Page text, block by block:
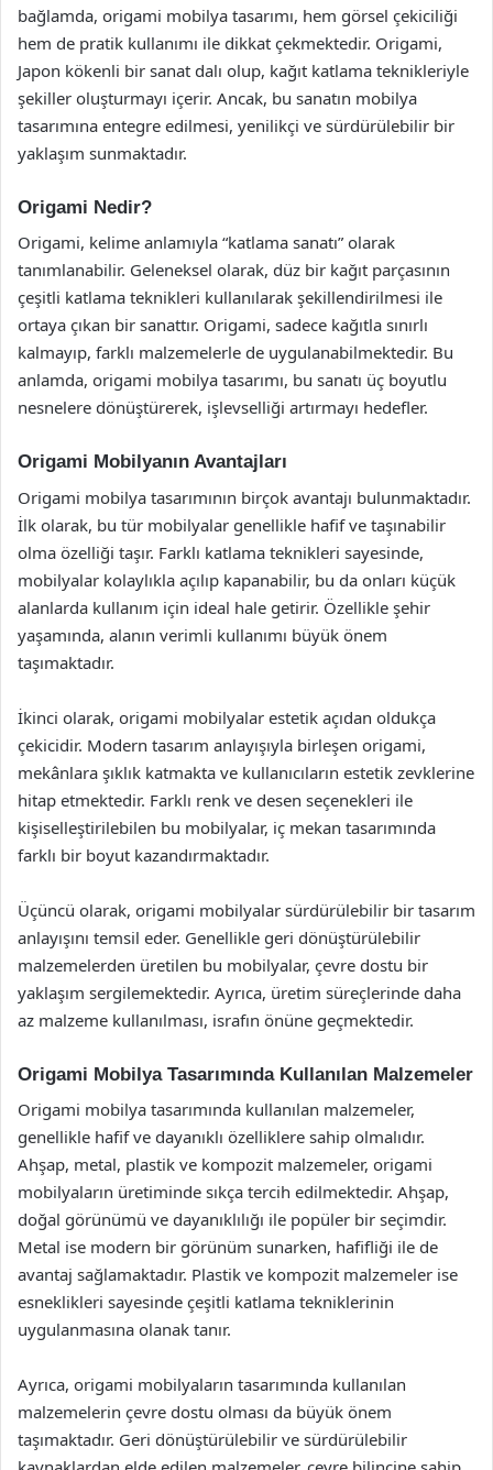
bağlamda, origami mobilya tasarımı, hem görsel çekiciliği
hem de pratik kullanımı ile dikkat çekmektedir. Origami,
Japon kökenli bir sanat dalı olup, kağıt katlama teknikleriyle
şekiller oluşturmayı içerir. Ancak, bu sanatın mobilya
tasarımına entegre edilmesi, yenilikçi ve sürdürülebilir bir
yaklaşım sunmaktadır.
Origami Nedir?
Origami, kelime anlamıyla “katlama sanatı” olarak
tanımlanabilir. Geleneksel olarak, düz bir kağıt parçasının
çeşitli katlama teknikleri kullanılarak şekillendirilmesi ile
ortaya çıkan bir sanattır. Origami, sadece kağıtla sınırlı
kalmayıp, farklı malzemelerle de uygulanabilmektedir. Bu
anlamda, origami mobilya tasarımı, bu sanatı üç boyutlu
nesnelere dönüştürerek, işlevselliği artırmayı hedefler.
Origami Mobilyanın Avantajları
Origami mobilya tasarımının birçok avantajı bulunmaktadır.
İlk olarak, bu tür mobilyalar genellikle hafif ve taşınabilir
olma özelliği taşır. Farklı katlama teknikleri sayesinde,
mobilyalar kolaylıkla açılıp kapanabilir, bu da onları küçük
alanlarda kullanım için ideal hale getirir. Özellikle şehir
yaşamında, alanın verimli kullanımı büyük önem
taşımaktadır.
İkinci olarak, origami mobilyalar estetik açıdan oldukça
çekicidir. Modern tasarım anlayışıyla birleşen origami,
mekânlara şıklık katmakta ve kullanıcıların estetik zevklerine
hitap etmektedir. Farklı renk ve desen seçenekleri ile
kişiselleştirilebilen bu mobilyalar, iç mekan tasarımında
farklı bir boyut kazandırmaktadır.
Üçüncü olarak, origami mobilyalar sürdürülebilir bir tasarım
anlayışını temsil eder. Genellikle geri dönüştürülebilir
malzemelerden üretilen bu mobilyalar, çevre dostu bir
yaklaşım sergilemektedir. Ayrıca, üretim süreçlerinde daha
az malzeme kullanılması, israfın önüne geçmektedir.
Origami Mobilya Tasarımında Kullanılan Malzemeler
Origami mobilya tasarımında kullanılan malzemeler,
genellikle hafif ve dayanıklı özelliklere sahip olmalıdır.
Ahşap, metal, plastik ve kompozit malzemeler, origami
mobilyaların üretiminde sıkça tercih edilmektedir. Ahşap,
doğal görünümü ve dayanıklılığı ile popüler bir seçimdir.
Metal ise modern bir görünüm sunarken, hafifliği ile de
avantaj sağlamaktadır. Plastik ve kompozit malzemeler ise
esneklikleri sayesinde çeşitli katlama tekniklerinin
uygulanmasına olanak tanır.
Ayrıca, origami mobilyaların tasarımında kullanılan
malzemelerin çevre dostu olması da büyük önem
taşımaktadır. Geri dönüştürülebilir ve sürdürülebilir